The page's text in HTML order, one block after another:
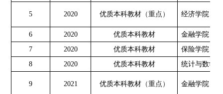
5 2020 优质本科教材（重点） 经济学院
6 2020 优质本科教材
金融学院
7
2020 优质本科教材
保险学院
8
2020 优质本科教材 统计与数学
9 2021 优质本科教材（重点） 金融学院